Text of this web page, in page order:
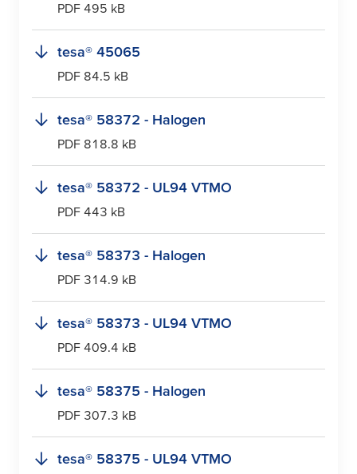
PDF 495 kB
tesa® 45065
PDF 84.5 kB
tesa® 58372 - Halogen
PDF 818.8 kB
tesa® 58372 - UL94 VTMO
PDF 443 kB
tesa® 58373 - Halogen
PDF 314.9 kB
tesa® 58373 - UL94 VTMO
PDF 409.4 kB
tesa® 58375 - Halogen
PDF 307.3 kB
tesa® 58375 - UL94 VTMO